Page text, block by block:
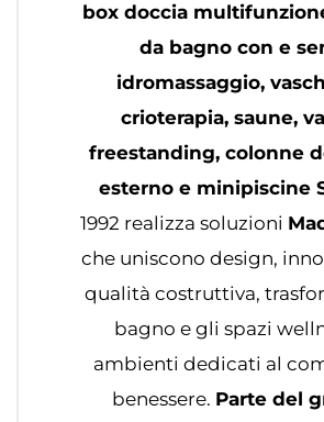
box doccia
da bagno con e
idromassaggio,
crioterapia, saune,
freestanding, colonne
esterno e minipiscine
1992 realizza soluzioni
che uniscono design,
qualità costruttiva,
bagno e gli spazi
ambienti dedicati al
benessere. Parte del